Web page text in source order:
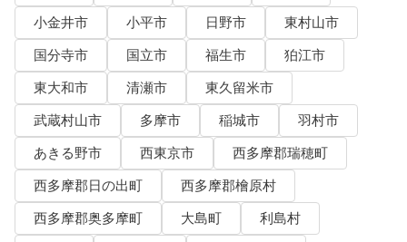
小金井市
小平市 日野市
東村山市
国分寺市
国立市 福生市
狛江市
東大和市
清瀬市
東久留米市
武蔵村山市
多摩市 稲城市
羽村市
あきる野市
西東京市
西多摩郡瑞穂町
西多摩郡日の出町
西多摩郡檜原村
西多摩郡奥多摩町
大島町
利島村